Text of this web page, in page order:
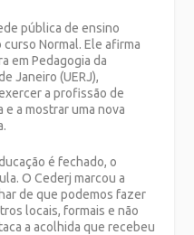
pública de ensino
Normal. Ele afirma
em Pedagogia da
Janeiro (UERJ),
a profissão de
a mostrar uma nova
é fechado, o
O Cederj marcou a
de que podemos fazer
locais, formais e não
a acolhida que recebeu